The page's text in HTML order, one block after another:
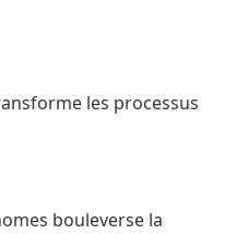
les processus
bouleverse la